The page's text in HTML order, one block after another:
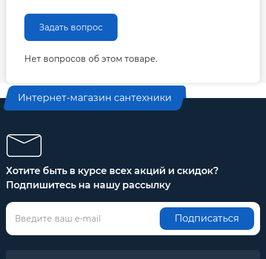
Задать вопрос
Нет вопросов об этом товаре.
Интернет-магазин сантехники
Хотите быть в курсе всех акций и скидок?
Подпишитесь на нашу рассылку
Подписаться